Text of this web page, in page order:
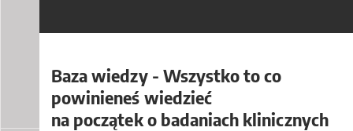
Baza wiedzy - Wszystko to co
powinieneś wiedzieć
na początek o badaniach klinicznych